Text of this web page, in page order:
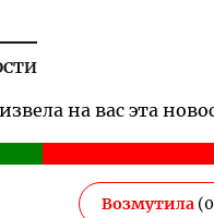
на вас эта
Возмутила (0